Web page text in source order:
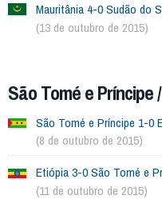
Mauritânia 4-0 Sudão do
(13 de outubro de 2015)
São Tomé e Príncipe
São Tomé e Príncipe 1-0
(8 de outubro de 2015)
Etiópia 3-0 São Tomé e
(11 de outubro de 2015)